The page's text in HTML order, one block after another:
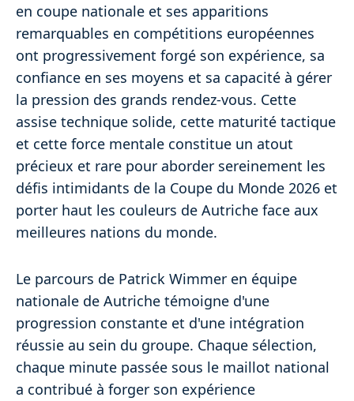
en coupe nationale et ses apparitions
remarquables en compétitions européennes
ont progressivement forgé son expérience, sa
confiance en ses moyens et sa capacité à gérer
la pression des grands rendez-vous. Cette
assise technique solide, cette maturité tactique
et cette force mentale constitue un atout
précieux et rare pour aborder sereinement les
défis intimidants de la Coupe du Monde 2026 et
porter haut les couleurs de Autriche face aux
meilleures nations du monde.
Le parcours de Patrick Wimmer en équipe
nationale de Autriche témoigne d'une
progression constante et d'une intégration
réussie au sein du groupe. Chaque sélection,
chaque minute passée sous le maillot national
a contribué à forger son expérience